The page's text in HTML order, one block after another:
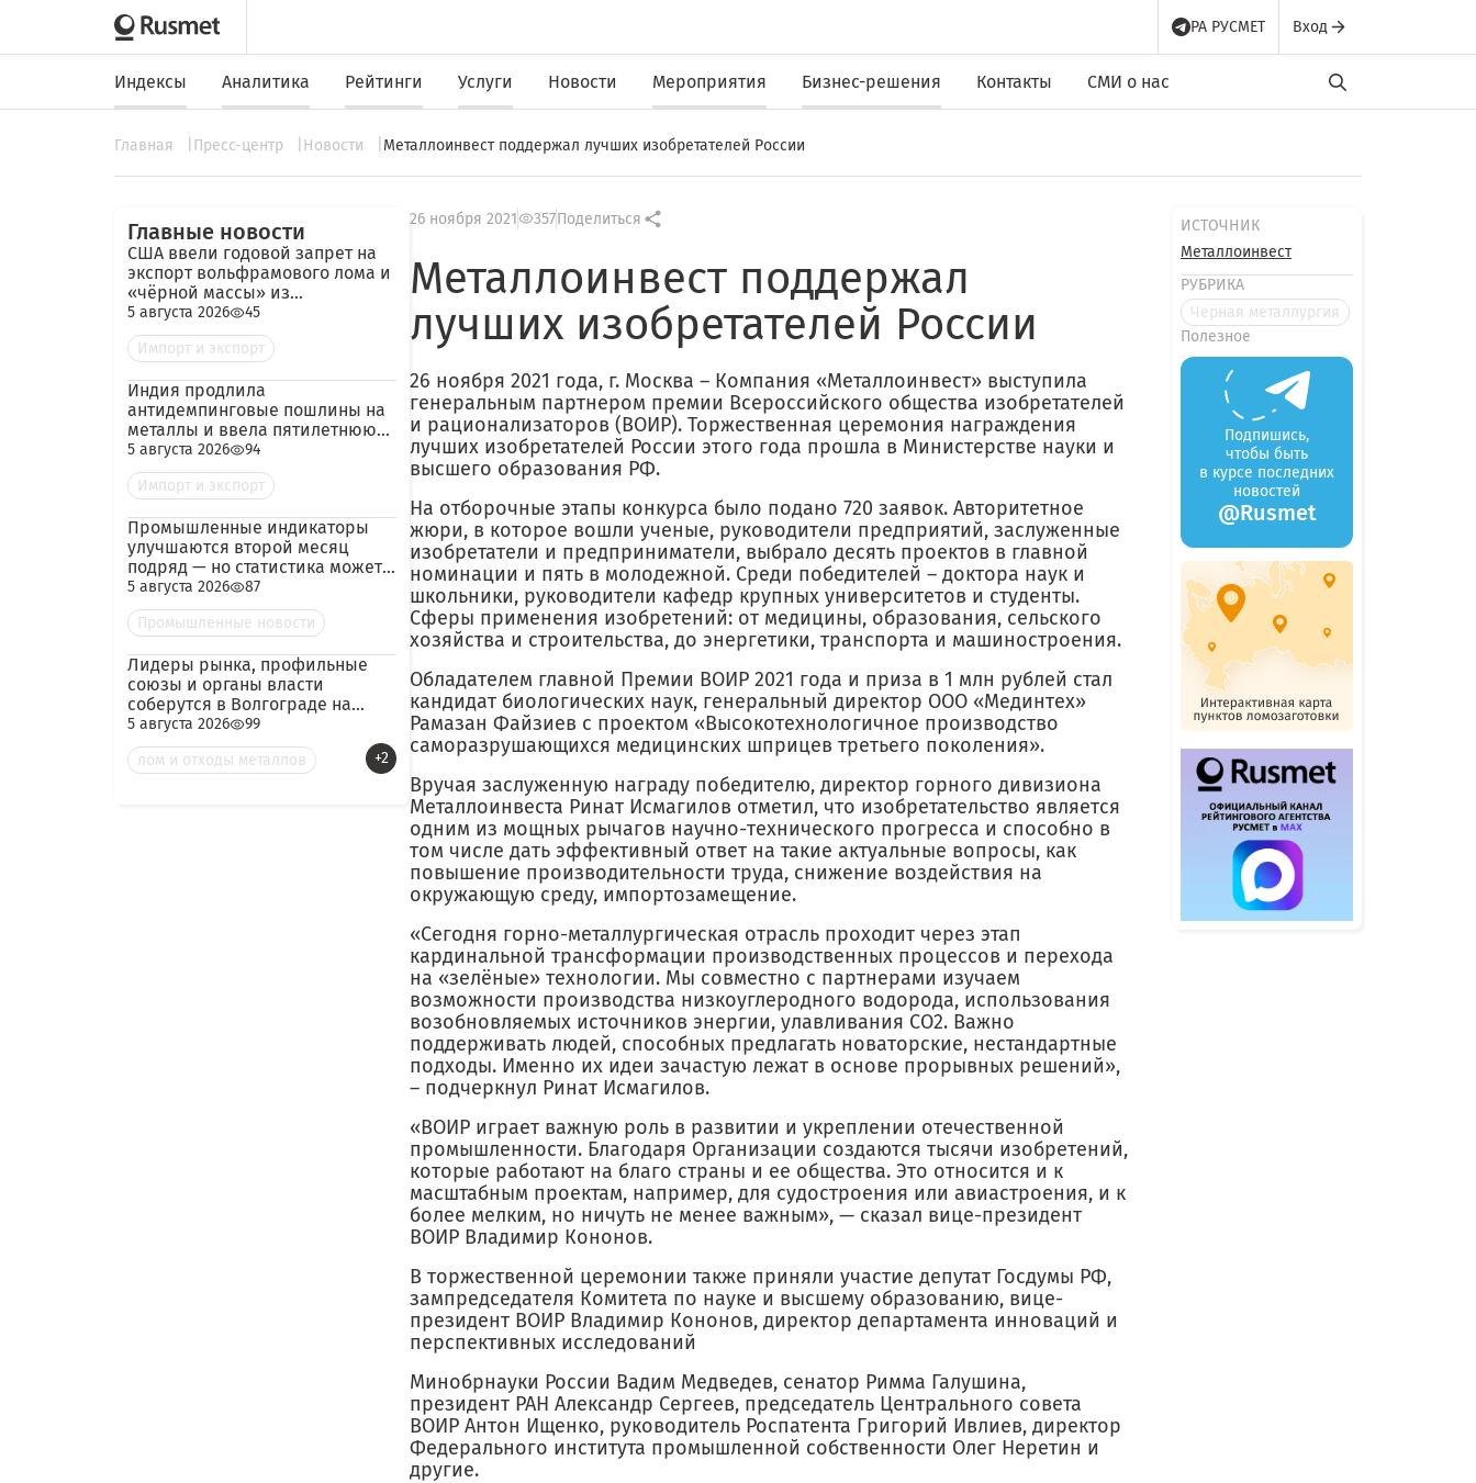
РА РУСМЕТ Вход
Индексы Аналитика Рейтинги Услуги Новости Мероприятия Бизнес-решения Контакты СМИ о нас
Главная Пресс-центр Новости Металлоинвест поддержал лучших изобретателей России
Главные новости
США ввели годовой запрет на
экспорт вольфрамового лома и
«чёрной массы» из
аккумуляторов
5 августа 2026
45
Импорт и экспорт
Индия продлила
антидемпинговые пошлины на
металлы и ввела пятилетнюю
пошлину на импорт кокса из
России
5 августа 2026
94
Импорт и экспорт
Промышленные индикаторы
улучшаются второй месяц
подряд — но статистика может
скрывать логистический
кризис
5 августа 2026
87
Промышленные новости
Лидеры рынка, профильные
союзы и органы власти
соберутся в Волгограде на
конференцию по металлолому
и металлургии
5 августа 2026
99
лом и отходы металлов
+2
26 ноября 2021 357Поделиться
Металлоинвест поддержал
лучших изобретателей России
26 ноября 2021 года, г. Москва – Компания «Металлоинвест» выступила
генеральным партнером премии Всероссийского общества изобретателей
и рационализаторов (ВОИР). Торжественная церемония награждения
лучших изобретателей России этого года прошла в Министерстве науки и
высшего образования РФ.
На отборочные этапы конкурса было подано 720 заявок. Авторитетное
жюри, в которое вошли ученые, руководители предприятий, заслуженные
изобретатели и предприниматели, выбрало десять проектов в главной
номинации и пять в молодежной. Среди победителей – доктора наук и
школьники, руководители кафедр крупных университетов и студенты.
Сферы применения изобретений: от медицины, образования, сельского
хозяйства и строительства, до энергетики, транспорта и машиностроения.
Обладателем главной Премии ВОИР 2021 года и приза в 1 млн рублей стал
кандидат биологических наук, генеральный директор ООО «Мединтех»
Рамазан Файзиев с проектом «Высокотехнологичное производство
саморазрушающихся медицинских шприцев третьего поколения».
Вручая заслуженную награду победителю, директор горного дивизиона
Металлоинвеста Ринат Исмагилов отметил, что изобретательство является
одним из мощных рычагов научно-технического прогресса и способно в
том числе дать эффективный ответ на такие актуальные вопросы, как
повышение производительности труда, снижение воздействия на
окружающую среду, импортозамещение.
«Сегодня горно-металлургическая отрасль проходит через этап
кардинальной трансформации производственных процессов и перехода
на «зелёные» технологии. Мы совместно с партнерами изучаем
возможности производства низкоуглеродного водорода, использования
возобновляемых источников энергии, улавливания CO2. Важно
поддерживать людей, способных предлагать новаторские, нестандартные
подходы. Именно их идеи зачастую лежат в основе прорывных решений»,
– подчеркнул Ринат Исмагилов.
«ВОИР играет важную роль в развитии и укреплении отечественной
промышленности. Благодаря Организации создаются тысячи изобретений,
которые работают на благо страны и ее общества. Это относится и к
масштабным проектам, например, для судостроения или авиастроения, и к
более мелким, но ничуть не менее важным», — сказал вице-президент
ВОИР Владимир Кононов.
В торжественной церемонии также приняли участие депутат Госдумы РФ,
зампредседателя Комитета по науке и высшему образованию, вице-
президент ВОИР Владимир Кононов, директор департамента инноваций и
перспективных исследований
Минобрнауки России Вадим Медведев, сенатор Римма Галушина,
президент РАН Александр Сергеев, председатель Центрального совета
ВОИР Антон Ищенко, руководитель Роспатента Григорий Ивлиев, директор
Федерального института промышленной собственности Олег Неретин и
другие.
ИСТОЧНИК
Металлоинвест
РУБРИКА
Черная металлургия
Полезное
Подпишись,
чтобы быть
в курсе последних
новостей
@Rusmet